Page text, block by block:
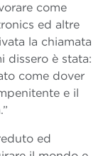
come
ed altre
la chiamata
dissero è stata:
come dover
e il
ed